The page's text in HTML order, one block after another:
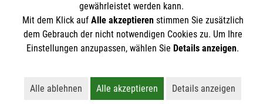
Der Malteser Hilfsdienst e.V. ist als eingetragene
gemeinnützige Organisation von der Körperschaft- und
gewährleistet werden kann.
Mit dem Klick auf Alle akzeptierenstimmen Sie zusätzlich
dem Gebrauch der nicht notwendigen Cookies zu. Um Ihre
Einstellungen anzupassen, wählen Sie Details anzeigen.
Alle ablehnen
Lehnt alle nicht-essentiellen Cookies ab
Alle akzeptieren
Akzeptiert alle Cookies
Details anzeigen